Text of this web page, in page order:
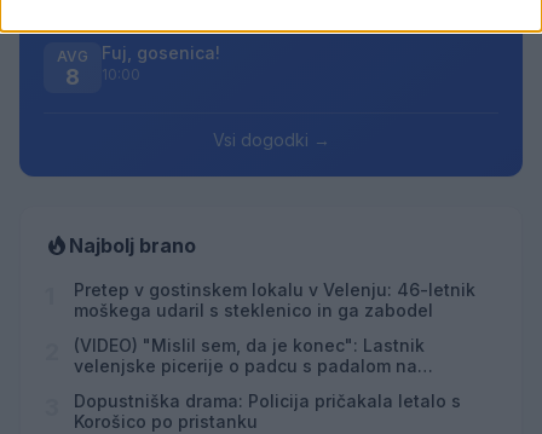
AVG
8
Fuj, gosenica!
10:00
Vsi dogodki →
Najbolj brano
Pretep v gostinskem lokalu v Velenju: 46-letnik
moškega udaril s steklenico in ga zabodel
(VIDEO) "Mislil sem, da je konec": Lastnik
velenjske picerije o padcu s padalom na
Dopustniška drama: Policija pričakala letalo s
Korošico po pristanku